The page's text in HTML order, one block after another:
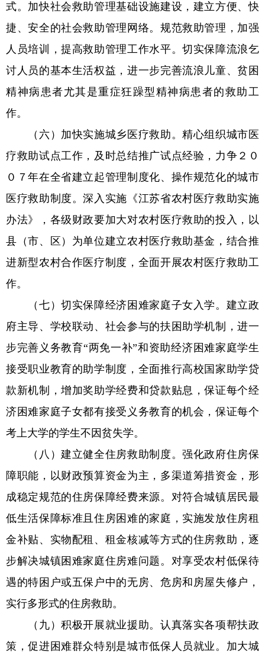
式。加快社会救助管理基础设施建设，建立方便、快
捷、安全的社会救助管理网络。规范救助管理，加强
人员培训，提高救助管理工作水平。切实保障流浪乞
讨人员的基本生活权益，进一步完善流浪儿童、贫困
精神病患者尤其是重症狂躁型精神病患者的救助工
作。
（六）加快实施城乡医疗救助。精心组织城市医
疗救助试点工作，及时总结推广试点经验，力争２０
０７年在全省建立起管理制度化、操作规范化的城市
医疗救助制度。深入实施《江苏省农村医疗救助实施
办法》，各级财政要加大对农村医疗救助的投入，以
县（市、区）为单位建立农村医疗救助基金，结合推
进新型农村合作医疗制度，全面开展农村医疗救助工
作。
（七）切实保障经济困难家庭子女入学。建立政
府主导、学校联动、社会参与的扶困助学机制，进一
步完善义务教育“两免一补”和资助经济困难家庭学生
接受职业教育的助学制度，全面推行高校国家助学贷
款新机制，增加奖助学经费和贷款贴息，保证每个经
济困难家庭子女都有接受义务教育的机会，保证每个
考上大学的学生不因贫失学。
（八）建立健全住房救助制度。强化政府住房保
障职能，以财政预算资金为主，多渠道筹措资金，形
成稳定规范的住房保障经费来源。对符合城镇居民最
低生活保障标准且住房困难的家庭，实施发放住房租
金补贴、实物配租、租金核减等方式的住房救助，逐
步解决城镇困难家庭住房难问题。对享受农村低保待
遇的特困户或五保户中的无房、危房和房屋失修户，
实行多形式的住房救助。
（九）积极开展就业援助。认真落实各项帮扶政
策，促进困难群众特别是城市低保人员就业。加大城